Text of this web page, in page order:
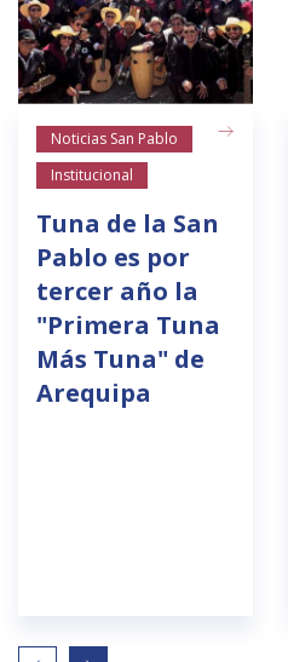
Noticias San Pablo
Institucional
Tuna de la San
Pablo es por
tercer año la
"Primera Tuna
Más Tuna" de
Arequipa